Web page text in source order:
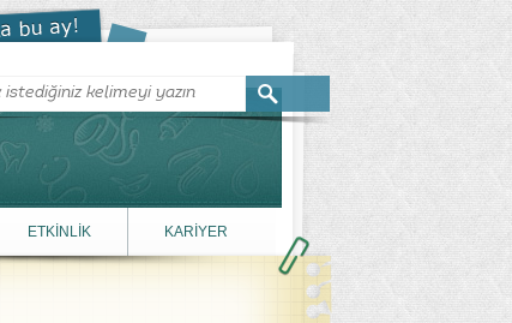
ETKİNLİK KARİYER